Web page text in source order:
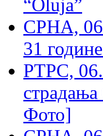
“Oluja”
СРНА,
31
РТРС, 06.
Фото]